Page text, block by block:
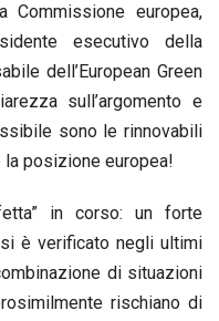
Commissione europea,
esecutivo della
dell’European Green
sull’argomento e
sono le rinnovabili
la posizione europea!
in corso: un forte
è verificato negli ultimi
di situazioni
rischiano di